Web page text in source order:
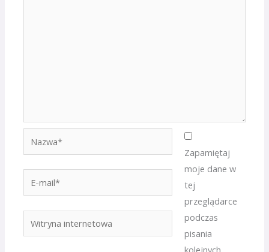
mail*
internetowa
Zapamiętaj
moje dane w
tej
przeglądarce
podczas
pisania
kolejnych